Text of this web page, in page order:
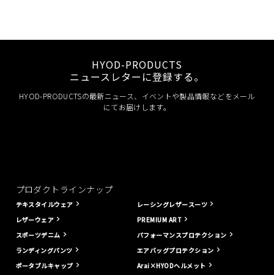
HYOD-PRODUCTS
ニュースレターに登録する。
HYOD-PRODUCTSの最新ニュース、イベントや製品情報などをメール
にてお届けします。
プロダクトラインナップ
テキスタイルウェア
レザーウェア
スポーツデニム
ランディングパンツ
ポータブルキャップ
レーシングレザースーツ
PREMIUM ART
パフォーマンスプロテクション
エアバッグプロテクション
Arai×HYODヘルメット